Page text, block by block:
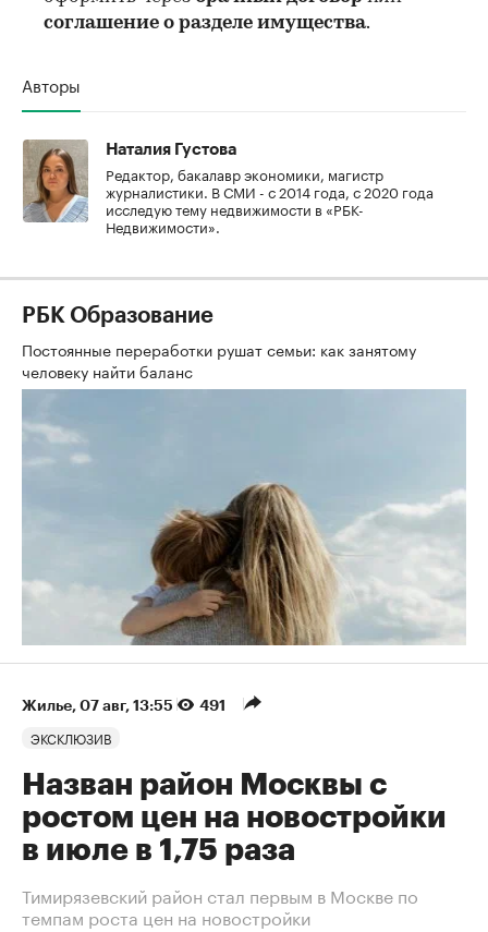
соглашение о разделе имущества.
Авторы
Наталия Густова
Редактор, бакалавр экономики, магистр
журналистики. В СМИ - с 2014 года, с 2020 года
исследую тему недвижимости в «РБК-
Недвижимости».
РБК Образование
Постоянные переработки рушат семьи: как занятому
человеку найти баланс
Жилье⁠, 07 авг, 13:55 491
ЭКСКЛЮЗИВ
Назван район Москвы с
ростом цен на новостройки
в июле в 1,75 раза
Тимирязевский район стал первым в Москве по
темпам роста цен на новостройки